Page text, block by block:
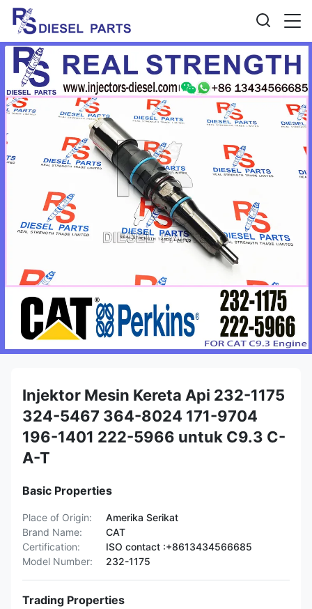
Injektor Mesin Kereta Api 232-1175
324-5467 364-8024 171-9704
196-1401 222-5966 untuk C9.3 C-
A-T
Basic Properties
Place of Origin:
Amerika Serikat
Brand Name:
CAT
Certification:
ISO contact :+8613434566685
Model Number:
232-1175
Trading Properties